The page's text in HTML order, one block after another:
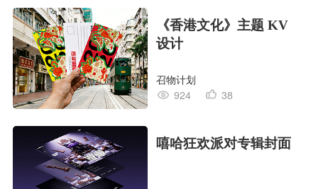
《香港文化》主题 KV
设计
召物计划
924
38
嘻哈狂欢派对专辑封面